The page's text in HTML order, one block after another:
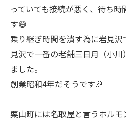
っていても接続が悪く、待ち
す😅
乗り継ぎ時間を潰す為に岩見
見沢で一番の老舗三日月（小
ました。
創業昭和4年だそうです🎉
栗山町には名取屋と言うホル